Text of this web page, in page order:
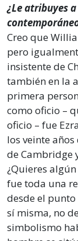
¿Le atribuyes
Creo que
pero
insistente de
también en la
primera
como oficio –
oficio – fue
los veinte
de Cambridge
¿Quieres
fue toda una
desde el
sí misma, no
simbolismo